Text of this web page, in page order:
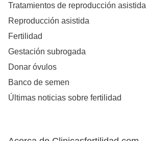
Tratamientos de reproducción asistida
Reproducción asistida
Fertilidad
Gestación subrogada
Donar óvulos
Banco de semen
Últimas noticias sobre fertilidad